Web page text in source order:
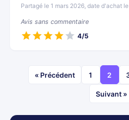
Partagé le 1 mars 2026, date d'achat
Avis sans commentaire
4/5
« Précédent 1 2
Suivant »